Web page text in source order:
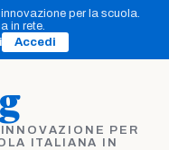
per la scuola.
in rete.
Accedi
PER
ITALIANA IN